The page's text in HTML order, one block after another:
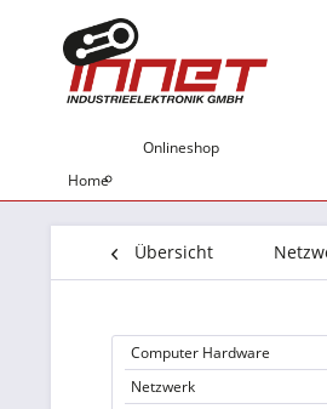
Home
Onlineshop
Übersicht
Computer Hardware
Netzwerk